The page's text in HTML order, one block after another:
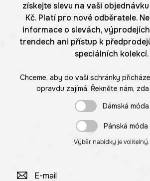
získejte slevu na vaši
Kč. Platí pro nové odběratele.
informace o slevách,
trendech ani přístup k
speciálních kolekcí.
Chceme, aby do vaší schránky
opravdu zajímá. Řekněte nám,
Dámská móda
Pánská móda
Výběr nabídky je volitelný.